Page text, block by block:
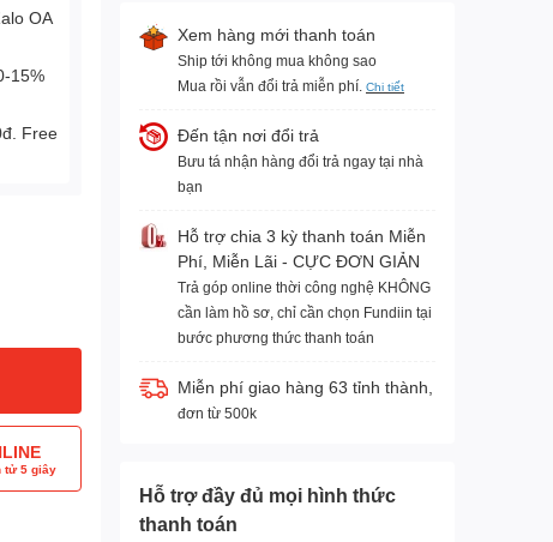
OA
15%
Free
tử 5 giây
Xem hàng mới thanh toán
Ship tới không mua không sao
Mua rồi vẫn đổi trả miễn phí. Chi tiết
Đến tận nơi đổi trả
Bưu tá nhận hàng đổi trả ngay tại nhà
bạn
Hỗ trợ chia 3 kỳ thanh toán Miễn
Phí, Miễn Lãi - CỰC ĐƠN GIẢN
Trả góp online thời công nghệ KHÔNG
cần làm hồ sơ, chỉ cần chọn Fundiin tại
bước phương thức thanh toán
Miễn phí giao hàng 63 tỉnh thành,
đơn từ 500k
Hỗ trợ đầy đủ mọi hình thức
thanh toán